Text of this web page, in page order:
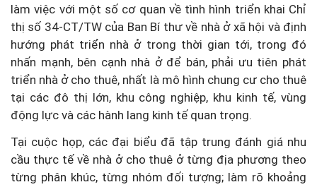
làm việc với một số cơ quan về tình hình triển khai Chỉ
thị số 34-CT/TW của Ban Bí thư về nhà ở xã hội và định
hướng phát triển nhà ở trong thời gian tới, trong đó
nhấn mạnh, bên cạnh nhà ở để bán, phải ưu tiên phát
triển nhà ở cho thuê, nhất là mô hình chung cư cho thuê
tại các đô thị lớn, khu công nghiệp, khu kinh tế, vùng
động lực và các hành lang kinh tế quan trọng.
Tại cuộc họp, các đại biểu đã tập trung đánh giá nhu
cầu thực tế về nhà ở cho thuê ở từng địa phương theo
từng phân khúc, từng nhóm đối tượng; làm rõ khoảng